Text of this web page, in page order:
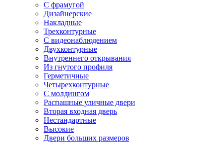
С фрамугой
Дизайнерские
Накладные
Трехконтурные
С видеонаблюдением
Двухконтурные
Внутреннего открывания
Из гнутого профиля
Герметичные
Четырехконтурные
С молдингом
Распашные уличные двери
Вторая входная дверь
Нестандартные
Высокие
Двери больших размеров